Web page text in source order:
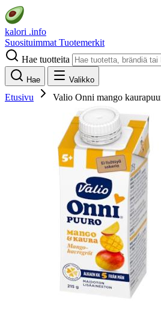
kalori .info
Suosituimmat Tuotemerkit
Hae tuotteita
Hae Valikko
Etusivu Valio Onni mango